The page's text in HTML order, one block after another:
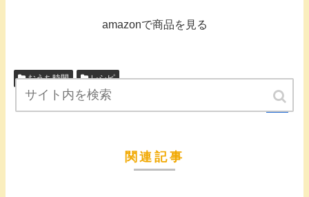
amazonで商品を見る
おうち時間 レシピ
関連記事